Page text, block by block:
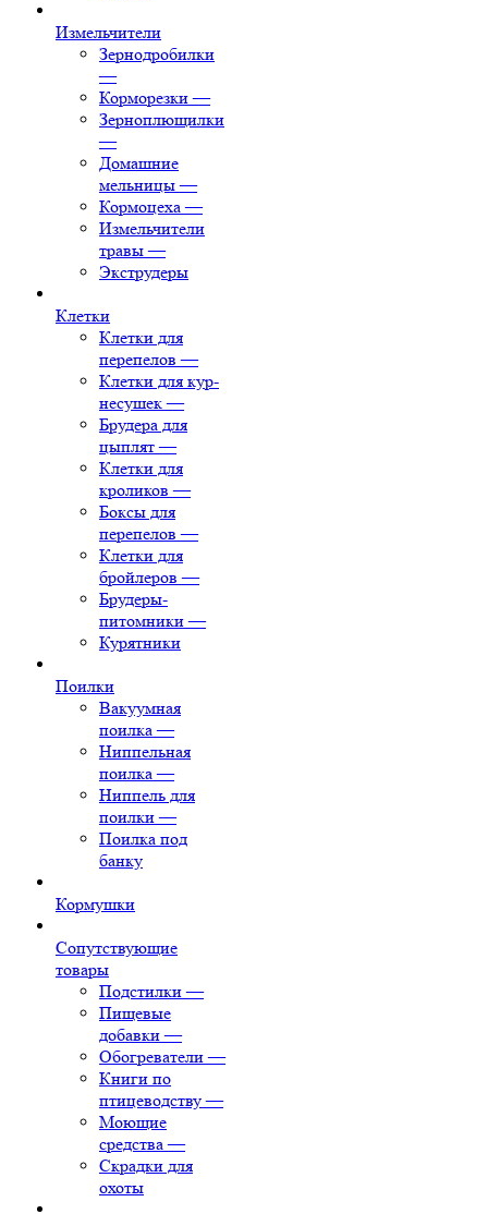
Измельчители
Зернодробилки
—
Корморезки —
Зерноплющилки
—
Домашние
мельницы —
Кормоцеха —
Измельчители
травы —
Экструдеры
Клетки
Клетки для
перепелов —
Клетки для кур-
несушек —
Брудера для
цыплят —
Клетки для
кроликов —
Боксы для
перепелов —
Клетки для
бройлеров —
Брудеры-
питомники —
Курятники
Поилки
Вакуумная
поилка —
Ниппельная
поилка —
Ниппель для
поилки —
Поилка под
банку
Кормушки
Сопутствующие
товары
Подстилки —
Пищевые
добавки —
Обогреватели —
Книги по
птицеводству —
Моющие
средства —
Скрадки для
охоты